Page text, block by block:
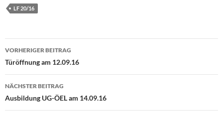
LF 20/16
Beitragsnavigation
VORHERIGER BEITRAG
Türöffnung am 12.09.16
NÄCHSTER BEITRAG
Ausbildung UG-ÖEL am 14.09.16